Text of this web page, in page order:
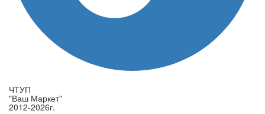
ЧТУП
"Ваш Маркет"
2012-2026г.